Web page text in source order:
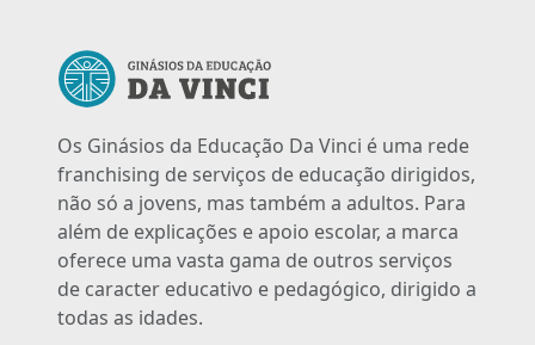
Os Ginásios da Educação Da Vinci é uma rede
franchising de serviços de educação dirigidos,
não só a jovens, mas também a adultos. Para
além de explicações e apoio escolar, a marca
oferece uma vasta gama de outros serviços
de caracter educativo e pedagógico, dirigido a
todas as idades.